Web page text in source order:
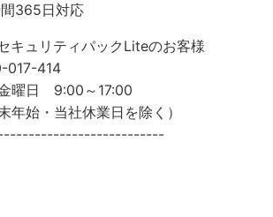
365日対応
キュリティパックLiteのお客様
017-414
曜日 9:00～17:00
年始・当社休業日を除く）